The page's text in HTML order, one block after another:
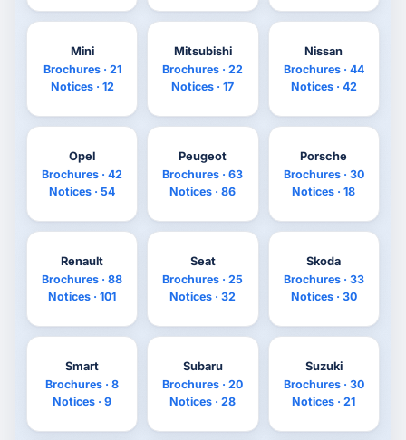
Mini
Brochures · 21
Notices · 12
Mitsubishi
Brochures · 22
Notices · 17
Nissan
Brochures · 44
Notices · 42
Opel
Brochures · 42
Notices · 54
Peugeot
Brochures · 63
Notices · 86
Porsche
Brochures · 30
Notices · 18
Renault
Brochures · 88
Notices · 101
Seat
Brochures · 25
Notices · 32
Skoda
Brochures · 33
Notices · 30
Smart
Brochures · 8
Notices · 9
Subaru
Brochures · 20
Notices · 28
Suzuki
Brochures · 30
Notices · 21